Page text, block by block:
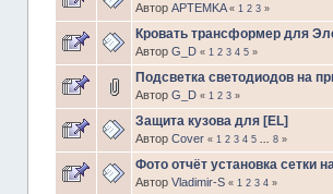
Автор APTEMKA « 1 2 3»
Кровать трансформер для
Автор G_D « 1 2 3 4 5»
Подсветка светодиодов на
Автор G_D « 1 2 3»
Защита кузова для [EL]
Автор Cover « 1 2 3 4 5 ... 8»
Фото отчёт установка сетки
Автор Vladimir-S « 1 2 3 4»